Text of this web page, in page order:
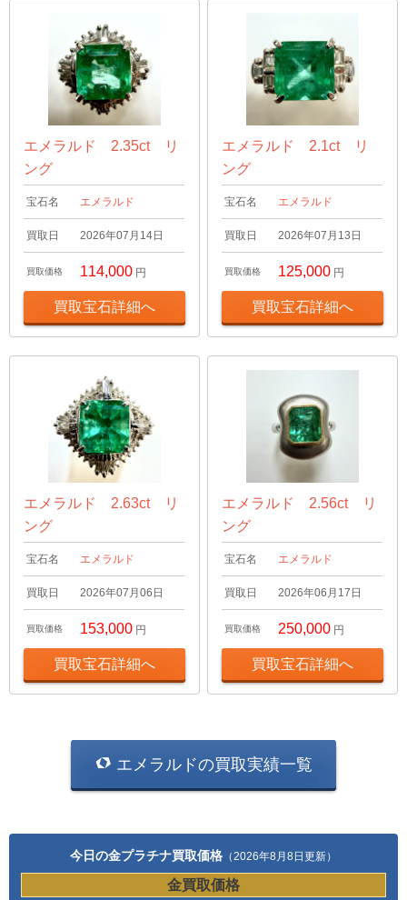
エメラルド 2.35ct リ
ング
宝石名 エメラルド
買取日 2026年07月14日
買取価格 114,000 円
買取宝石詳細へ
エメラルド 2.1ct リ
ング
宝石名 エメラルド
買取日 2026年07月13日
買取価格 125,000 円
買取宝石詳細へ
エメラルド 2.63ct リ
ング
宝石名 エメラルド
買取日 2026年07月06日
買取価格 153,000 円
買取宝石詳細へ
エメラルド 2.56ct リ
ング
宝石名 エメラルド
買取日 2026年06月17日
買取価格 250,000 円
買取宝石詳細へ
エメラルドの買取実績一覧
今日の金プラチナ買取価格 （2026年8月8日更新）
金買取価格